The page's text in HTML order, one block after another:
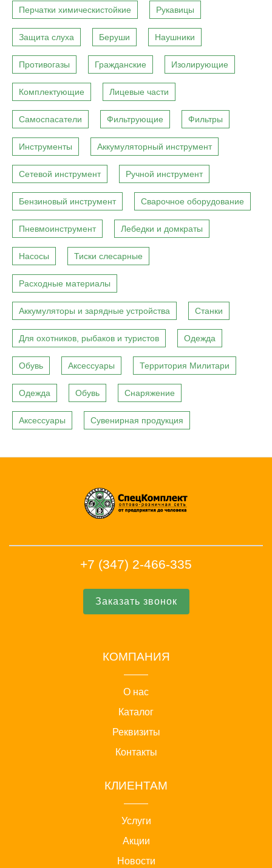
Перчатки химическистойкие Рукавицы
Защита слуха Беруши Наушники
Противогазы Гражданские Изолирующие
Комплектующие Лицевые части
Самоспасатели Фильтрующие Фильтры
Инструменты Аккумуляторный инструмент
Сетевой инструмент Ручной инструмент
Бензиновый инструмент Сварочное оборудование
Пневмоинструмент Лебедки и домкраты
Насосы Тиски слесарные
Расходные материалы
Аккумуляторы и зарядные устройства Станки
Для охотников, рыбаков и туристов Одежда
Обувь Аксессуары Территория Милитари
Одежда Обувь Снаряжение
Аксессуары Сувенирная продукция
+7 (347) 2-466-335
Заказать звонок
КОМПАНИЯ
О нас
Каталог
Реквизиты
Контакты
КЛИЕНТАМ
Услуги
Акции
Новости